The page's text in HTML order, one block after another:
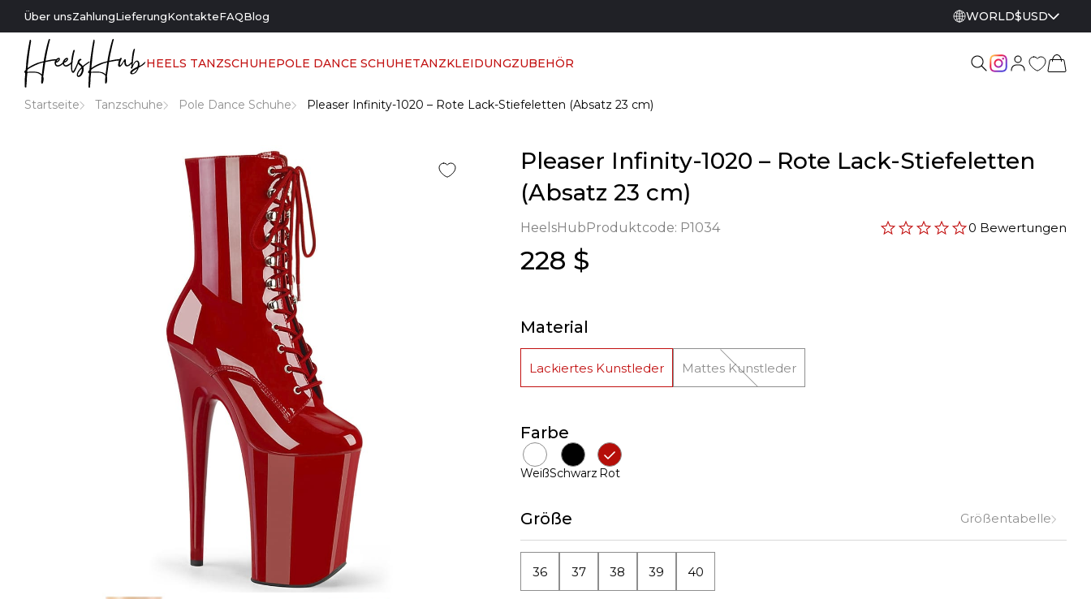
Über unsZahlungLieferungKontakteFAQBlog WORLD$USD
HEELS TANZSCHUHEPOLE DANCE SCHUHETANZKLEIDUNGZUBEHÖR
Startseite Tanzschuhe Pole Dance Schuhe Pleaser Infinity-1020 – Rote Lack-Stiefeletten (Absatz 23 cm)
Pleaser Infinity-1020 – Rote Lack-Stiefeletten
(Absatz 23 cm)
HeelsHubProduktcode: P1034 0 Bewertungen
228 $
Material
Lackiertes Kunstleder Mattes Kunstleder
Farbe
WeißSchwarz Rot
Größe Größentabelle
36 37 38 39 40